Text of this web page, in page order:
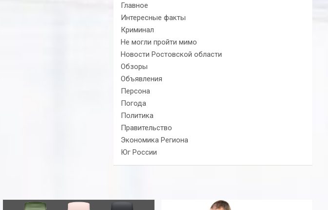
Главное
Интересные факты
Криминал
Не могли пройти мимо
Новости Ростовской области
Обзоры
Объявления
Персона
Погода
Политика
Правительство
Экономика Региона
Юг России